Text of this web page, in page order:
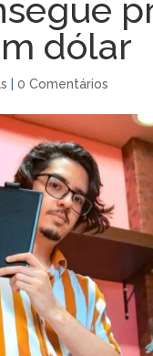
dólar
|0 Comentários